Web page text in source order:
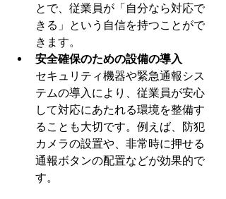
とで、従業員が「自分なら対応で
きる」という自信を持つことがで
きます。
安全確保のための設備の導入
セキュリティ機器や緊急通報シス
テムの導入により、従業員が安心
して対応にあたれる環境を整備す
ることも大切です。例えば、防犯
カメラの設置や、非常時に押せる
通報ボタンの配置などが効果的で
す。